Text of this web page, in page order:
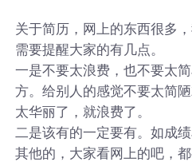
关于简历，网上的东西很多
需要提醒大家的有几点。
一是不要太浪费，也不要太
方。给别人的感觉不要太简陋
太华丽了，就浪费了。
二是该有的一定要有。如成
其他的，大家看网上的吧，都